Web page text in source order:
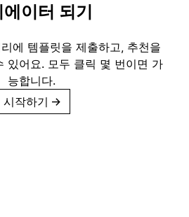
이터 되기
에 템플릿을 제출하고, 추천을
있어요. 모두 클릭 몇 번이면 가
능합니다.
시작하기 →